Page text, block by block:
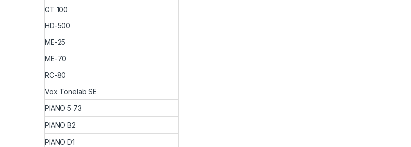
GT 100
HD-500
ME-25
ME-70
RC-80
Vox Tonelab SE
PIANO 5 73
PIANO B2
PIANO D1